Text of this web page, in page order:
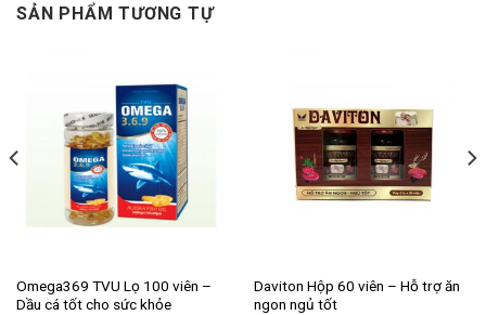
SẢN PHẨM TƯƠNG TỰ
Omega369 TVU Lọ 100 viên –
Dầu cá tốt cho sức khỏe
Daviton Hộp 60 viên – Hỗ trợ ăn
ngon ngủ tốt